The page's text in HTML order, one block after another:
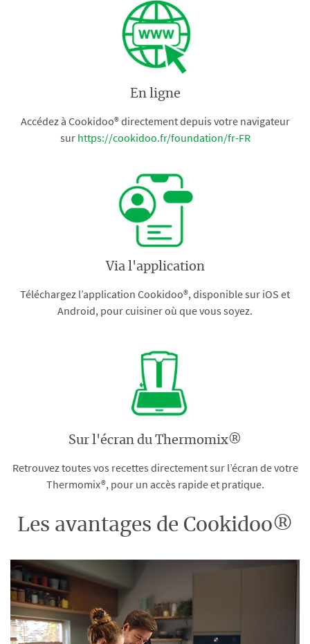
En ligne
Accédez à Cookidoo® directement depuis votre navigateur
sur https://cookidoo.fr/foundation/fr-FR
Via l'application
Téléchargez l’application Cookidoo®, disponible sur iOS et
Android, pour cuisiner où que vous soyez.
Sur l'écran du Thermomix®
Retrouvez toutes vos recettes directement sur l’écran de votre
Thermomix®, pour un accès rapide et pratique.
Les avantages de Cookidoo®